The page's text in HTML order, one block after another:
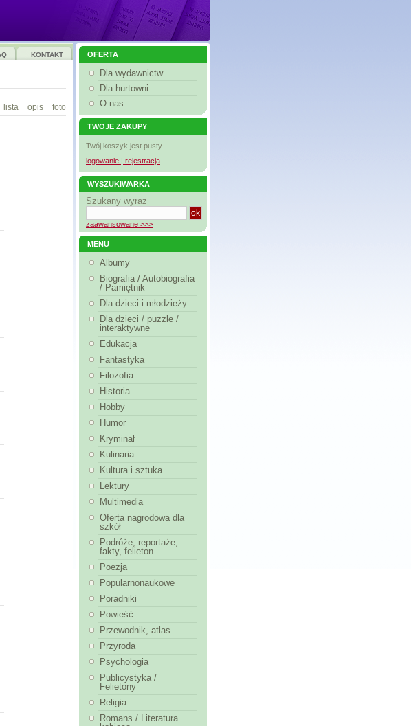
KONTAKT
lista opis foto
OFERTA
Dla wydawnictw
Dla hurtowni
O nas
TWOJE ZAKUPY
Twój koszyk jest pusty
logowanie | rejestracja
WYSZUKIWARKA
Szukany wyraz
zaawansowane >>>
MENU
Albumy
Biografia / Autobiografia
/ Pamiętnik
Dla dzieci i młodzieży
Dla dzieci / puzzle /
interaktywne
Edukacja
Fantastyka
Filozofia
Historia
Hobby
Humor
Kryminał
Kulinaria
Kultura i sztuka
Lektury
Multimedia
Oferta nagrodowa dla
szkół
Podróże, reportaże,
fakty, felieton
Poezja
Popularnonaukowe
Poradniki
Powieść
Przewodnik, atlas
Przyroda
Psychologia
Publicystyka /
Felietony
Religia
Romans / Literatura